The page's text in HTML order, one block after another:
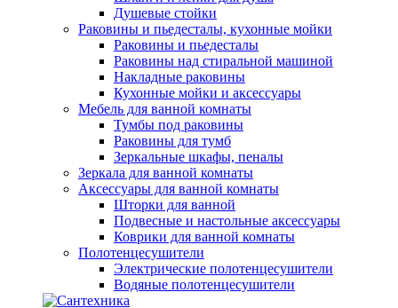
Душевые стойки
Раковины и пьедесталы, кухонные мойки
Раковины и пьедесталы
Раковины над стиральной машиной
Накладные раковины
Кухонные мойки и аксессуары
Мебель для ванной комнаты
Тумбы под раковины
Раковины для тумб
Зеркальные шкафы, пеналы
Зеркала для ванной комнаты
Аксессуары для ванной комнаты
Шторки для ванной
Подвесные и настольные аксессуары
Коврики для ванной комнаты
Полотенцесушители
Электрические полотенцесушители
Водяные полотенцесушители